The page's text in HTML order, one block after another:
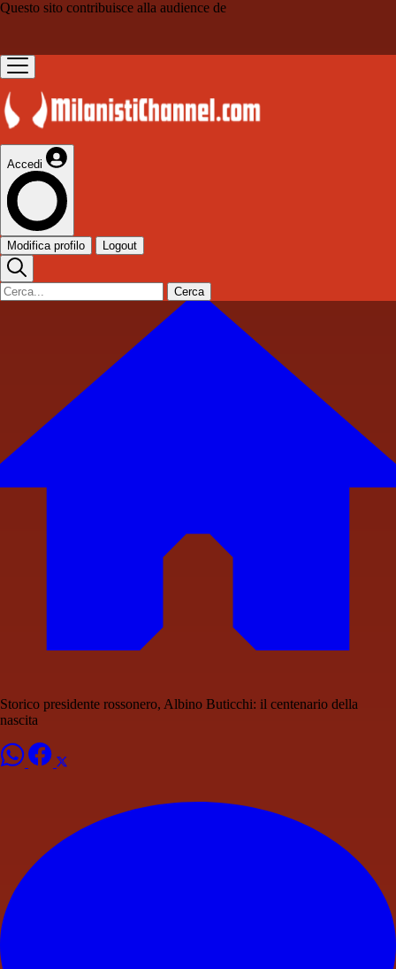
Questo sito contribuisce alla audience de
Accedi
Modifica profilo Logout
Cerca
Storico presidente rossonero, Albino Buticchi: il centenario della
nascita